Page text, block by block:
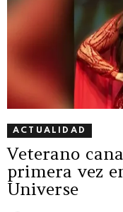
ACTUALIDAD
Veterano
primera vez
Universe